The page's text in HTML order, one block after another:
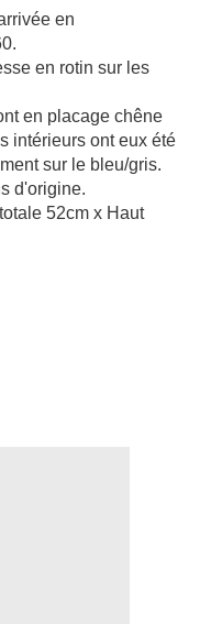
en
en rotin sur les
en placage chêne
intérieurs ont eux été
sur le bleu/gris.
d'origine.
52cm x Haut